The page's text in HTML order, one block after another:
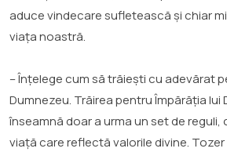
aduce vindecare sufletească și chiar
viața noastră.
– Înțelege cum să trăiești cu adevărat
Dumnezeu. Trăirea pentru Împărăția lui
înseamnă doar a urma un set de reguli,
viață care reflectă valorile divine.